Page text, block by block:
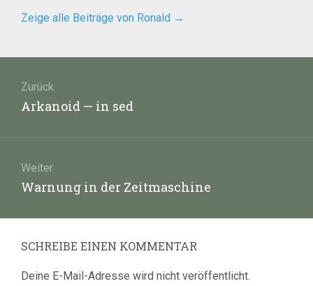
Zeige alle Beiträge von Ronald →
Zurück
Vorheriger
Arkanoid — in sed
Weiter
Nächster
Warnung in der Zeitmaschine
SCHREIBE EINEN KOMMENTAR
Deine E-Mail-Adresse wird nicht veröffentlicht.